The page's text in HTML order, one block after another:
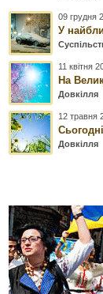
09 грудня
У
11 квітня
На
Довкілля
12 травня
Довкілля